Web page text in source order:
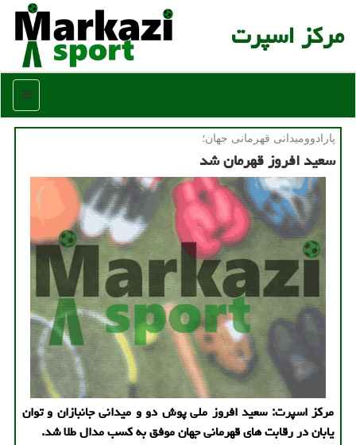
مركز اسپرت
منو
پارادوومیدانی قهرمانی جهان؛
سعید افروز قهرمان شد
مرکز اسپرت: سعید افروز ملی پوش دو و میدانی جانبازان و توان
یابان در رقابت های قهرمانی جهان موفق به کسب مدال طلا شد.